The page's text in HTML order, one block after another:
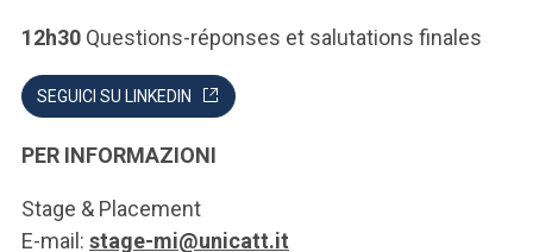
12h30 Questions-réponses et salutations finales
SEGUICI SU LINKEDIN
PER INFORMAZIONI
Stage & Placement
E-mail: stage-mi@unicatt.it